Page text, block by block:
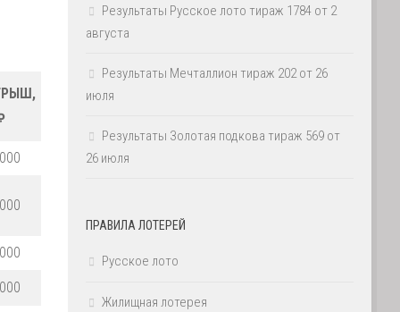
Результаты Русское лото тираж 1784 от 2
августа
Результаты Мечталлион тираж 202 от 26
июля
Результаты Золотая подкова тираж 569 от
26 июля
ПРАВИЛА ЛОТЕРЕЙ
Русское лото
Жилищная лотерея